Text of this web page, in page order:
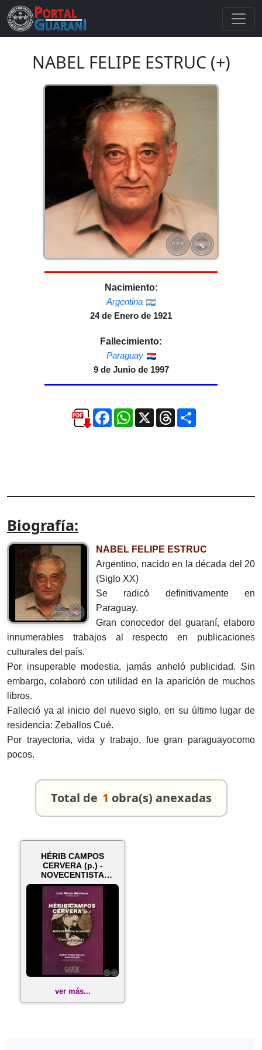
NABEL FELIPE ESTRUC (+)
Nacimiento:
Argentina
24 de Enero de 1921
Fallecimiento:
Paraguay
9 de Junio de 1997
FacebookWhatsApp
X ThreadsCompartir
Biografía:
NABEL FELIPE ESTRUC
Argentino, nacido en la década del 20
(Siglo XX)
Se radicó definitivamente en
Paraguay.
Gran conocedor del guaraní, elaboro
innumerables trabajos al respecto en publicaciones
culturales del país.
Por insuperable modestia, jamás anheló publicidad. Sin
embargo, colaboró con utilidad en la aparición de muchos
libros.
Falleció ya al inicio del nuevo siglo, en su último lugar de
residencia: Zeballos Cué.
Por trayectoria, vida y trabajo, fue gran paraguayocomo
pocos.
Total de 1 obra(s) anexadas
HÉRIB CAMPOS
CERVERA (p.) -
NOVECENTISTA
OLVIDADO - Asesores
inve...
ver más...